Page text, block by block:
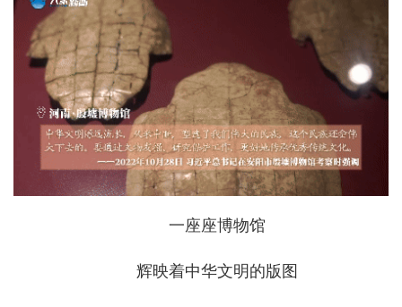
一座座博物馆
辉映着中华文明的版图